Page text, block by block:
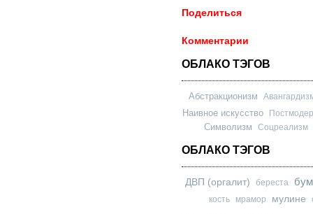
Поделиться
Комментарии
ОБЛАКО ТЭГОВ
Абстракционизм
Наивное искусство
Символизм Соцреализм
ОБЛАКО ТЭГОВ
ДВП (оргалит) береста
кость мрамор мулине